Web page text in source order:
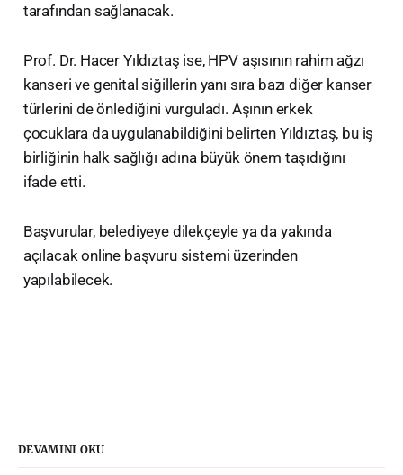
tarafından sağlanacak.
Prof. Dr. Hacer Yıldıztaş ise, HPV aşısının rahim ağzı
kanseri ve genital siğillerin yanı sıra bazı diğer kanser
türlerini de önlediğini vurguladı. Aşının erkek
çocuklara da uygulanabildiğini belirten Yıldıztaş, bu iş
birliğinin halk sağlığı adına büyük önem taşıdığını
ifade etti.
Başvurular, belediyeye dilekçeyle ya da yakında
açılacak online başvuru sistemi üzerinden
yapılabilecek.
DEVAMINI OKU